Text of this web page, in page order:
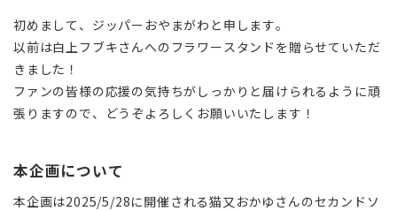
初めまして、ジッパーおやまがわと申します。
以前は白上フブキさんへのフラワースタンドを贈らせていただ
きました！
ファンの皆様の応援の気持ちがしっかりと届けられるように頑
張りますので、どうぞよろしくお願いいたします！
本企画について
本企画は2025/5/28に開催される猫又おかゆさんのセカンドソ